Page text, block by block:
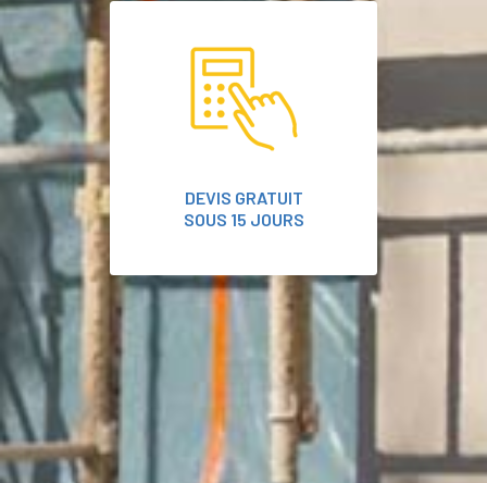
DEVIS GRATUIT
SOUS 15 JOURS